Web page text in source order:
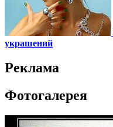
украшений
Реклама
Фотогалерея